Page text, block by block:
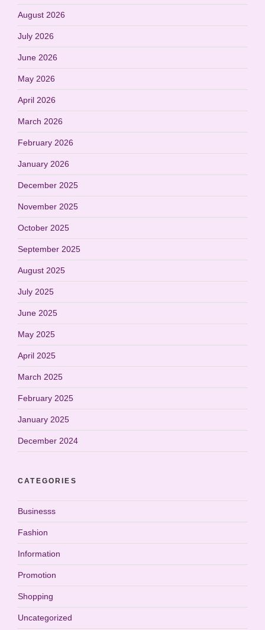
August 2026
July 2026
June 2026
May 2026
April 2026
March 2026
February 2026
January 2026
December 2025
November 2025
October 2025
September 2025
August 2025
July 2025
June 2025
May 2025
April 2025
March 2025
February 2025
January 2025
December 2024
CATEGORIES
Businesss
Fashion
Information
Promotion
Shopping
Uncategorized